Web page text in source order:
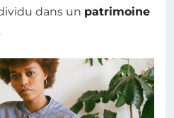
dans un patrimoine